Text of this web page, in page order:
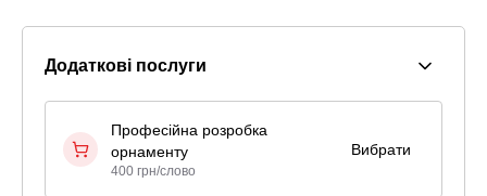
Додаткові послуги
Професійна розробка
орнаменту
400 грн/слово
Вибрати